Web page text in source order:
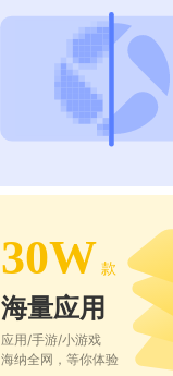
30W 款
海量应用
应用/手游/小游戏
海纳全网，等你体验